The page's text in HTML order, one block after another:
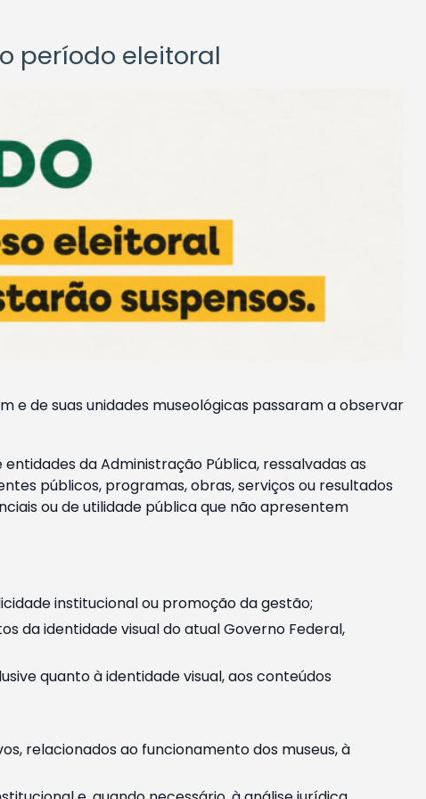
período eleitoral
e de suas unidades museológicas passaram a observar
da Administração Pública, ressalvadas as
públicos, programas, obras, serviços ou resultados
ou de utilidade pública que não apresentem
institucional ou promoção da gestão;
da identidade visual do atual Governo Federal,
quanto à identidade visual, aos conteúdos
relacionados ao funcionamento dos museus, à